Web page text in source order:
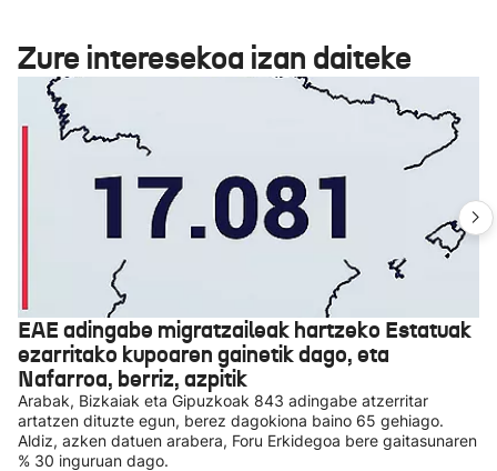
Zure interesekoa izan daiteke
EAE adingabe migratzaileak hartzeko Estatuak
ezarritako kupoaren gainetik dago, eta
Nafarroa, berriz, azpitik
Arabak, Bizkaiak eta Gipuzkoak 843 adingabe atzerritar
artatzen dituzte egun, berez dagokiona baino 65 gehiago.
Aldiz, azken datuen arabera, Foru Erkidegoa bere gaitasunaren
% 30 inguruan dago.